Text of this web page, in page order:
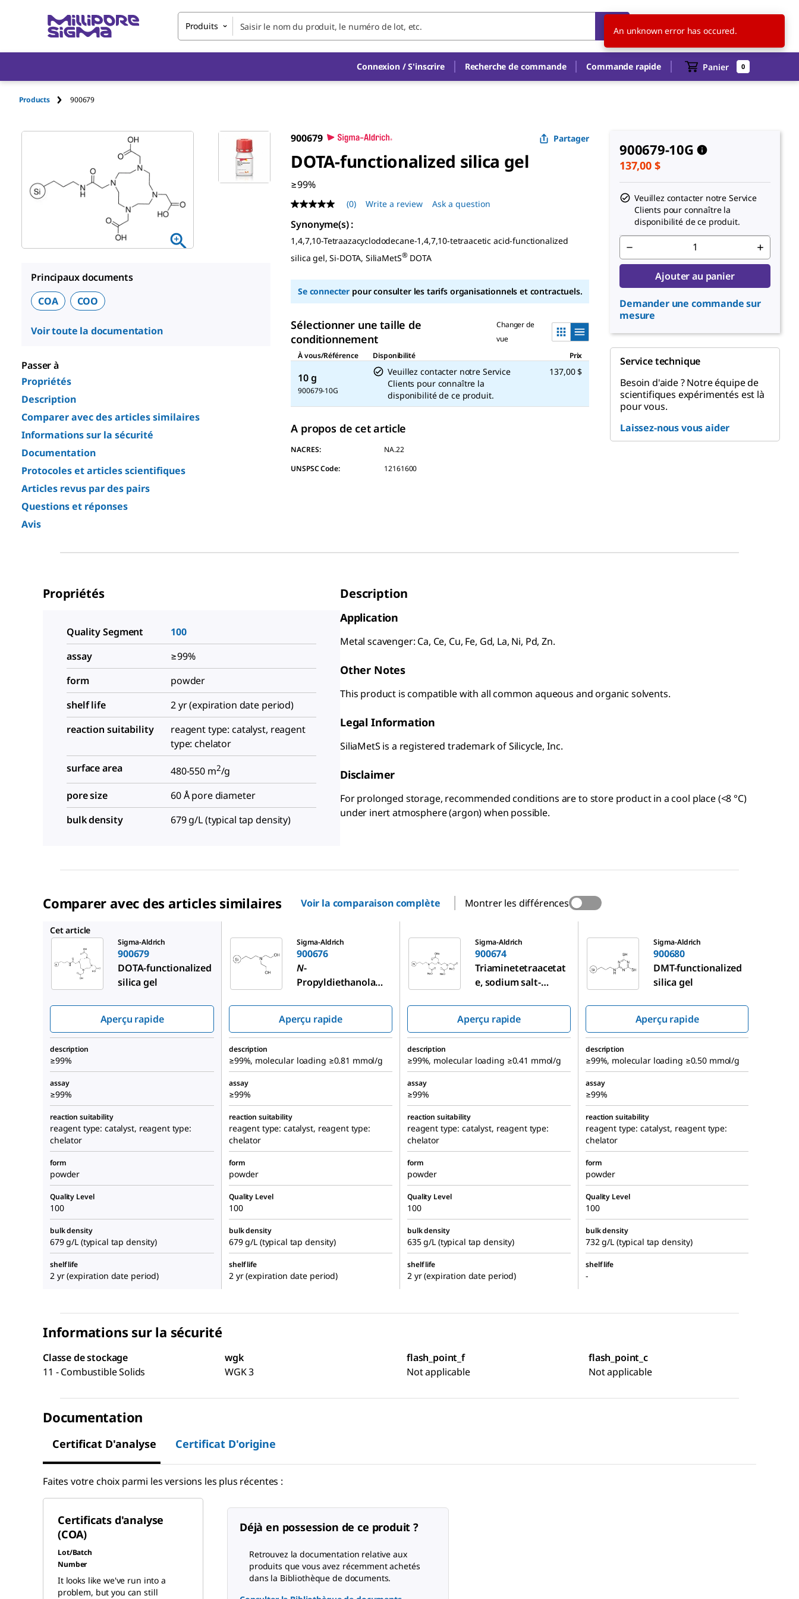
Produits CA FR
Connexion / S'inscrire Recherche de commande Commande rapide Panier 0
Products 900679
Principaux documents
COA
COO
Voir toute la documentation
Passer à
Propriétés
Description
Comparer avec des articles similaires
Informations sur la sécurité
Documentation
Protocoles et articles scientifiques
Articles revus par des pairs
Questions et réponses
Avis
900679 Partager
DOTA-functionalized silica gel
≥99%
No
rating
value
Same
page
link.
(0) Write a review Ask a question
Synonyme(s):
1,4,7,10-Tetraazacyclododecane-1,4,7,10-tetraacetic acid-functionalized
silica gel, Si-DOTA, SiliaMetS® DOTA
Se connecter pour consulter les tarifs organisationnels et contractuels.
Sélectionner une taille de
conditionnement
Changer de
vue
À vous/Référence
Disponibilité Prix
10 g
900679-10G
Veuillez contacter notre Service
Clients pour connaître la
disponibilité de ce produit.
137,00 $
A propos de cet article
NACRES:
NA.22
UNSPSC Code:
12161600
900679-10G
137,00 $
Veuillez contacter notre Service
Clients pour connaître la
disponibilité de ce produit.
Ajouter au panier
Demander une commande sur
mesure
Service technique
Besoin d'aide ? Notre équipe de
scientifiques expérimentés est là
pour vous.
Laissez-nous vous aider
Propriétés
Quality Segment
100
assay
≥99%
form
powder
shelf life
2 yr (expiration date period)
reaction suitability
reagent type: catalyst, reagent
type: chelator
surface area
480-550 m2/g
pore size
60 Å pore diameter
bulk density
679 g/L (typical tap density)
Description
Application
Metal scavenger: Ca, Ce, Cu, Fe, Gd, La, Ni, Pd, Zn.
Other Notes
This product is compatible with all common aqueous and organic solvents.
Legal Information
SiliaMetS is a registered trademark of Silicycle, Inc.
Disclaimer
For prolonged storage, recommended conditions are to store product in a cool place (<8 °C)
under inert atmosphere (argon) when possible.
Comparer avec des articles similaires Voir la comparaison complète Montrer les différences
Cet article
Sigma-Aldrich
900679
DOTA-functionalized
silica gel
Aperçu rapide
Sigma-Aldrich
900676
N-
Propyldiethanolami
Aperçu rapide
Sigma-Aldrich
900674
Triaminetetraacetat
e, sodium salt-
Aperçu rapide
Sigma-Aldrich
900680
DMT-functionalized
silica gel
Aperçu rapide
description
≥99%
description
≥99%, molecular loading ≥0.81 mmol/g
description
≥99%, molecular loading ≥0.41 mmol/g
description
≥99%, molecular loading ≥0.50 mmol/g
assay
≥99%
assay
≥99%
assay
≥99%
assay
≥99%
reaction suitability
reagent type: catalyst, reagent type:
chelator
reaction suitability
reagent type: catalyst, reagent type:
chelator
reaction suitability
reagent type: catalyst, reagent type:
chelator
reaction suitability
reagent type: catalyst, reagent type:
chelator
form
powder
form
powder
form
powder
form
powder
Quality Level
100
Quality Level
100
Quality Level
100
Quality Level
100
bulk density
679 g/L (typical tap density)
bulk density
679 g/L (typical tap density)
bulk density
635 g/L (typical tap density)
bulk density
732 g/L (typical tap density)
shelf life
2 yr (expiration date period)
shelf life
2 yr (expiration date period)
shelf life
2 yr (expiration date period)
shelf life
-
Informations sur la sécurité
Classe de stockage
11 - Combustible Solids
wgk
WGK 3
flash_point_f
Not applicable
flash_point_c
Not applicable
Documentation
Certificat D'analyse Certificat D'origine
Faites votre choix parmi les versions les plus récentes :
Certificats d'analyse
(COA)
Lot/Batch
Number
It looks like we've run into a
problem, but you can still
Déjà en possession de ce produit ?
Retrouvez la documentation relative aux
produits que vous avez récemment achetés
dans la Bibliothèque de documents.
An unknown error has occured.